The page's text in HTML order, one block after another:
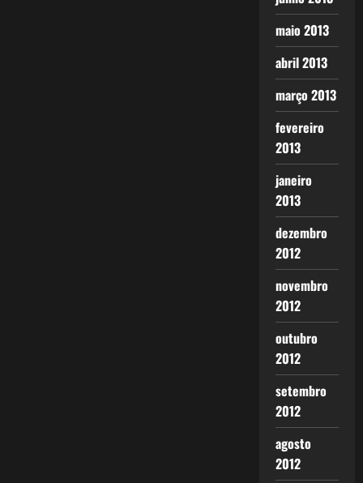
maio 2013
abril 2013
março 2013
fevereiro
2013
janeiro
2013
dezembro
2012
novembro
2012
outubro
2012
setembro
2012
agosto
2012